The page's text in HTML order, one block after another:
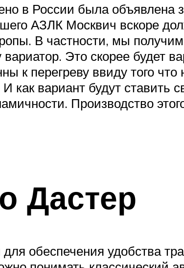
в России была объявлена
АЗЛК Москвич вскоре
В частности, мы
Это скорее будет
к перегреву ввиду того
как вариант будут ставить
Производство
Дастер
обеспечения удобства